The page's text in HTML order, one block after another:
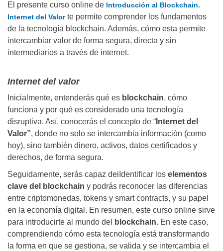
El presente curso online de Introducción al Blockchain.
Internet del Valorte permite comprender los fundamentos
de la tecnología blockchain. Además, cómo esta permite
intercambiar valor de forma segura, directa y sin
intermediarios a través de internet.
Internet del valor
Inicialmente, entenderás qué es blockchain, cómo
funciona y por qué es considerado una tecnología
disruptiva. Así, conocerás el concepto de “ Internet del
Valor”, donde no solo se intercambia información (como
hoy), sino también dinero, activos, datos certificados y
derechos, de forma segura.
Seguidamente, serás capaz deiIdentificar los elementos
clave del blockchain y podrás reconocer las diferencias
entre criptomonedas, tokens y smart contracts, y su papel
en la economía digital. En resumen, este curso online sirve
para introducirte al mundo del
blockchain. En este caso,
comprendiendo cómo esta tecnología está transformando
la forma en que se gestiona, se valida y se intercambia el